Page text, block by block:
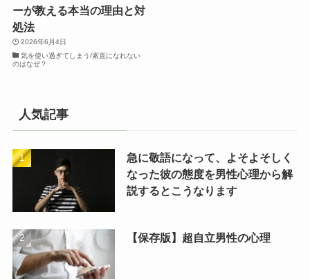
ーが教える本当の理由と対
処法
2026年6月4日
気を使い過ぎてしまう/素直になれない
のはなぜ？
人気記事
急に敬語になって、よそよそしく
なった彼の態度を男性心理から解
説するとこうなります
【保存版】超自立男性の心理